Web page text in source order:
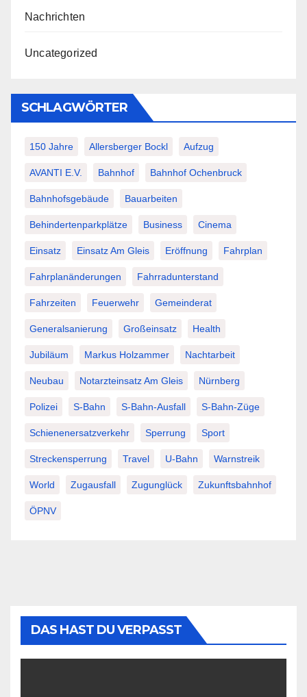
Nachrichten
Uncategorized
SCHLAGWÖRTER
150 Jahre Allersberger Bockl Aufzug
AVANTI E.V. Bahnhof Bahnhof Ochenbruck
Bahnhofsgebäude Bauarbeiten
Behindertenparkplätze Business Cinema
Einsatz Einsatz Am Gleis Eröffnung Fahrplan
Fahrplanänderungen Fahrradunterstand
Fahrzeiten Feuerwehr Gemeinderat
Generalsanierung Großeinsatz Health
Jubiläum Markus Holzammer Nachtarbeit
Neubau Notarzteinsatz Am Gleis Nürnberg
Polizei S-Bahn S-Bahn-Ausfall S-Bahn-Züge
Schienenersatzverkehr Sperrung Sport
Streckensperrung Travel U-Bahn Warnstreik
World Zugausfall Zugunglück Zukunftsbahnhof
ÖPNV
DAS HAST DU VERPASST